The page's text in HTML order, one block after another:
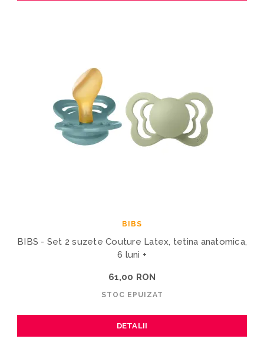
BIBS
BIBS - Set 2 suzete Couture Latex, tetina anatomica,
6 luni +
61,00 RON
STOC EPUIZAT
DETALII